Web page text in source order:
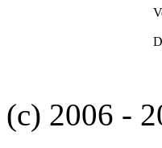
(c) 2006 -